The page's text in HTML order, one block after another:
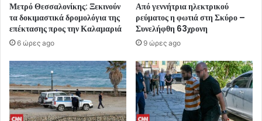
Μετρό Θεσσαλονίκης: Ξεκινούν
τα δοκιμαστικά δρομολόγια της
επέκτασης προς την Καλαμαριά
6 ώρες ago
Από γεννήτρια ηλεκτρικού
ρεύματος η φωτιά στη Σκύρο –
Συνελήφθη 63χρονη
9 ώρες ago